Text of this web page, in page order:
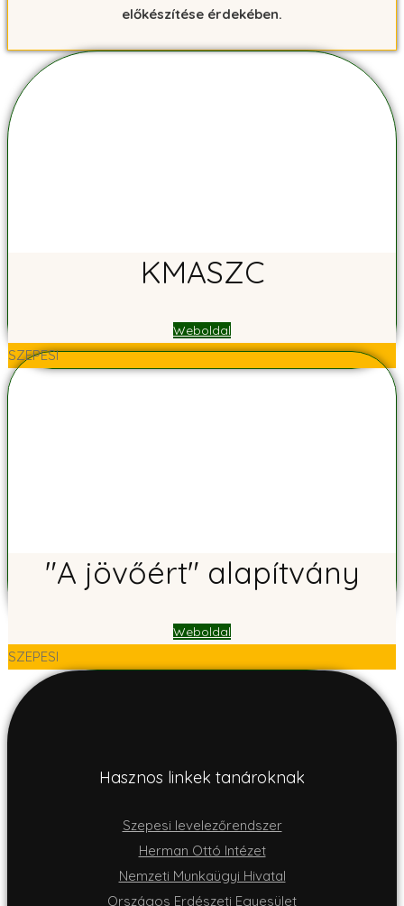
előkészítése érdekében.
KMASZC
Weboldal
SZEPESI
"A jövőért" alapítvány
Weboldal
SZEPESI
Hasznos linkek tanároknak
Szepesi levelezőrendszer
Herman Ottó Intézet
Nemzeti Munkaügyi Hivatal
Országos Erdészeti Egyesület